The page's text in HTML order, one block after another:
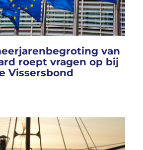
van
roept vragen op bij
Vissersbond